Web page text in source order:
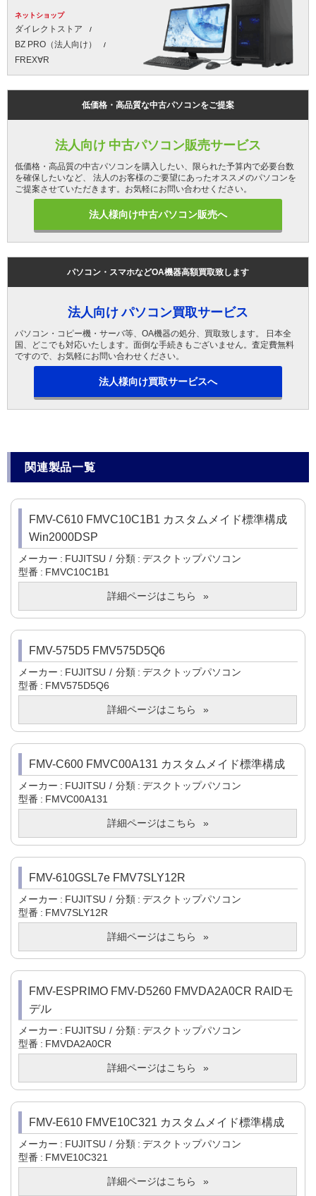
ネットショップ
ダイレクトストア
BZ PRO（法人向け）
FREX∀R
低価格・高品質な中古パソコンをご提案
法人向け 中古パソコン販売サービス
低価格・高品質の中古パソコンを購入したい、限られた予算内で必要台数
を確保したいなど、 法人のお客様のご要望にあったオススメのパソコンを
ご提案させていただきます。お気軽にお問い合わせください。
法人様向け中古パソコン販売へ
パソコン・スマホなどOA機器高額買取致します
法人向け パソコン買取サービス
パソコン・コピー機・サーバ等、OA機器の処分、買取致します。 日本全
国、どこでも対応いたします。面倒な手続きもございません。査定費無料
ですので、お気軽にお問い合わせください。
法人様向け買取サービスへ
関連製品一覧
FMV-C610 FMVC10C1B1 カスタムメイド標準構成
Win2000DSP
メーカー FUJITSU 分類
デスクトップパソコン
型番
FMVC10C1B1
詳細ページはこちら
FMV-575D5 FMV575D5Q6
メーカー FUJITSU 分類
デスクトップパソコン
型番
FMV575D5Q6
詳細ページはこちら
FMV-C600 FMVC00A131 カスタムメイド標準構成
メーカー FUJITSU 分類
デスクトップパソコン
型番
FMVC00A131
詳細ページはこちら
FMV-610GSL7e FMV7SLY12R
メーカー FUJITSU 分類
デスクトップパソコン
型番
FMV7SLY12R
詳細ページはこちら
FMV-ESPRIMO FMV-D5260 FMVDA2A0CR RAIDモ
デル
メーカー FUJITSU 分類
デスクトップパソコン
型番
FMVDA2A0CR
詳細ページはこちら
FMV-E610 FMVE10C321 カスタムメイド標準構成
メーカー FUJITSU 分類
デスクトップパソコン
型番
FMVE10C321
詳細ページはこちら